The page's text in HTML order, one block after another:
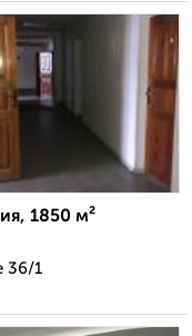
1850 м²
36/1